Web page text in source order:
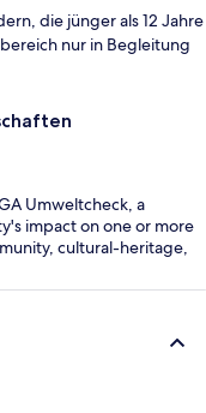
die jünger als 12 Jahre
nur in Begleitung
Umweltcheck, a
impact on one or more
cultural-heritage,